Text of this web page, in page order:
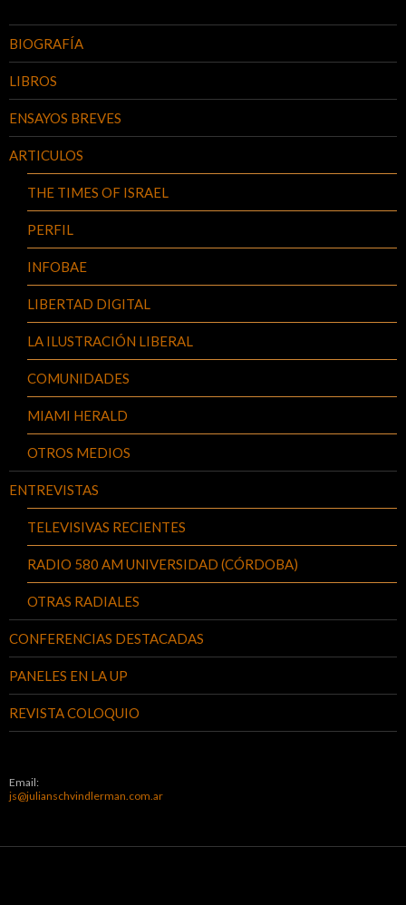
BIOGRAFÍA
LIBROS
ENSAYOS BREVES
ARTICULOS
THE TIMES OF ISRAEL
PERFIL
INFOBAE
LIBERTAD DIGITAL
LA ILUSTRACIÓN LIBERAL
COMUNIDADES
MIAMI HERALD
OTROS MEDIOS
ENTREVISTAS
TELEVISIVAS RECIENTES
RADIO 580 AM UNIVERSIDAD (CÓRDOBA)
OTRAS RADIALES
CONFERENCIAS DESTACADAS
PANELES EN LA UP
REVISTA COLOQUIO
Email:
js@julianschvindlerman.com.ar